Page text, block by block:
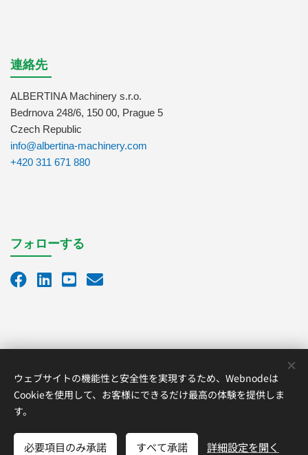
連絡先
ALBERTINA Machinery s.r.o.
Bedrnova 248/6, 150 00, Prague 5
Czech Republic
info@albertina-machinery.com
+420 311 671 880
フォローする
Copyright © 2025,ALBERTINA Machinery s.r.o.
ウェブサイトの機能性と安全性を実現するため、Webnodeは
Cookieを使用して、お客様にできるだけ最高の体験を提供しま
す。
必要項目のみ承諾 すべて承諾 詳細設定を開く